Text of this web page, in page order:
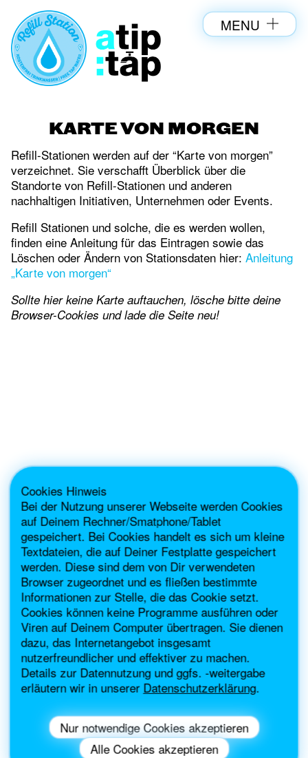
Cookies Hinweis
Bei der Nutzung unserer Webseite werden Cookies
auf Deinem Rechner/Smatphone/Tablet
gespeichert. Bei Cookies handelt es sich um kleine
Textdateien, die auf Deiner Festplatte gespeichert
werden. Diese sind dem von Dir verwendeten
Browser zugeordnet und es fließen bestimmte
Informationen zur Stelle, die das Cookie setzt.
Cookies können keine Programme ausführen oder
Viren auf Deinem Computer übertragen. Sie dienen
dazu, das Internetangebot insgesamt
nutzerfreundlicher und effektiver zu machen.
Details zur Datennutzung und ggfs. -weitergabe
erläutern wir in unserer Datenschutzerklärung.
Nur notwendige Cookies akzeptieren
Alle Cookies akzeptieren
MENU
KARTE VON MORGEN
Refill-Stationen werden auf der “Karte von morgen”
verzeichnet. Sie verschafft Überblick über die
Standorte von Refill-Stationen und anderen
nachhaltigen Initiativen, Unternehmen oder Events.
Refill Stationen und solche, die es werden wollen,
finden eine Anleitung für das Eintragen sowie das
Löschen oder Ändern von Stationsdaten hier: Anleitung
„Karte von morgen“
Sollte hier keine Karte auftauchen, lösche bitte deine
Browser-Cookies und lade die Seite neu!